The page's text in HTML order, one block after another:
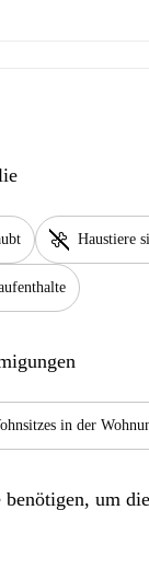
pet_supplies Haustiere
in der
um